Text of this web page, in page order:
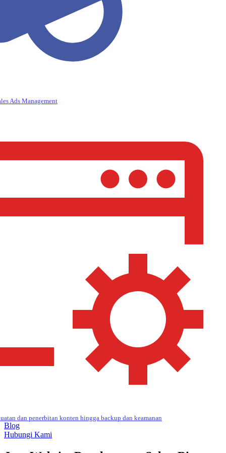
Ads Management
dan penerbitan konten hingga backup dan keamanan
Blog
Hubungi Kami